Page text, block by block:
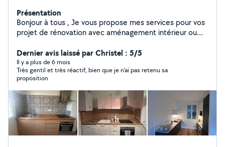
Présentation
Bonjour à tous , Je vous propose mes services pour vos
projet de rénovation avec aménagement intérieur ou
de papier peint ,placo , revêtements de sols ,pour
mettre en valeur votre bien. Mais également la pose de
votre de votre cuisine , meuble ,.. N'hésitez pas à
consulter les photos disponible sur mon profil pour avoir
un aperçu de mon travail . Pour plus d'informations
n'hésitez pas à me contacter directement .
Dernier avis laissé par Christel : 5/5
Il y a plus de 6 mois
Très gentil et très réactif, bien que je n'ai pas retenu sa
proposition